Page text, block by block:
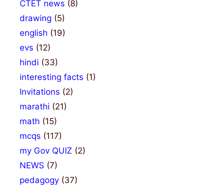
CTET news (8)
drawing (5)
english (19)
evs (12)
hindi (33)
interesting facts (1)
Invitations (2)
marathi (21)
math (15)
mcqs (117)
my Gov QUIZ (2)
NEWS (7)
pedagogy (37)